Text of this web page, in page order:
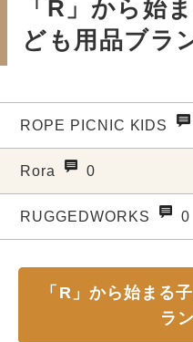
「R」から始
ども用品ブラ
ROPE PICNIC KIDS
Rora 0
RUGGEDWORKS 0
「R」から始まる
ラ